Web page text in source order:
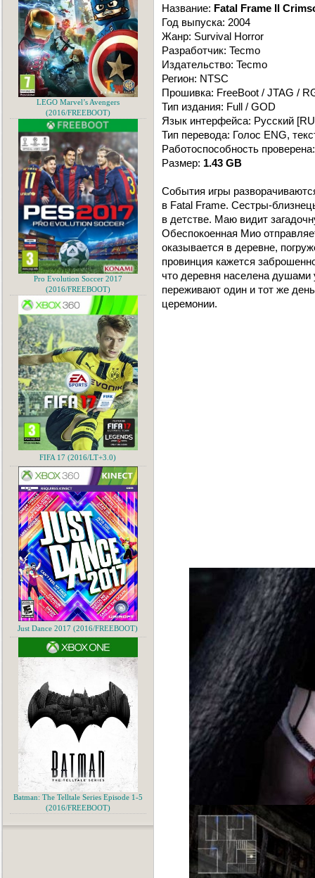
Название: Fatal Frame II
Год выпуска: 2004
Жанр: Survival Horror
Разработчик: Tecmo
Издательство: Tecmo
Регион: NTSC
Прошивка: FreeBoot / JTAG /
Тип издания: Full / GOD
Язык интерфейса: Русский
Тип перевода: Голос ENG,
Работоспособность
Размер: 1.43 GB
События игры
в Fatal Frame. Сестры-
в детстве. Маю видит
Обеспокоенная Мио
оказывается в деревне,
провинция кажется
что деревня населена
переживают один и тот же
церемонии.
LEGO Marvel’s Avengers
(2016/FREEBOOT)
Pro Evolution Soccer 2017
(2016/FREEBOOT)
FIFA 17 (2016/LT+3.0)
Just Dance 2017 (2016/FREEBOOT)
Batman: The Telltale Series Episode 1-5
(2016/FREEBOOT)